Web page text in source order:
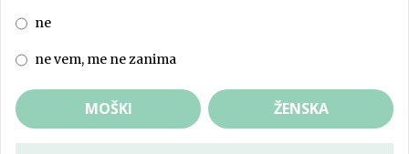
ne
ne vem, me ne zanima
MOŠKI ŽENSKA